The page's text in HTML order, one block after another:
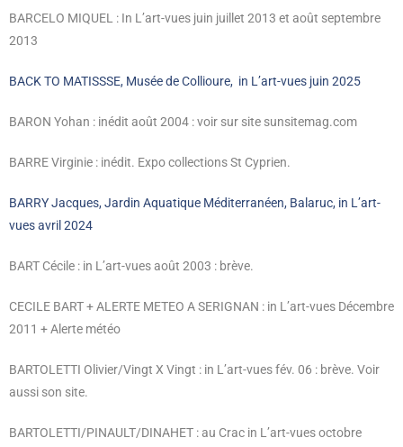
BARCELO MIQUEL : In L’art-vues juin juillet 2013 et août septembre
2013
BACK TO MATISSSE, Musée de Collioure, in L’art-vues juin 2025
BARON Yohan : inédit août 2004 : voir sur site sunsitemag.com
BARRE Virginie : inédit. Expo collections St Cyprien.
BARRY Jacques, Jardin Aquatique Méditerranéen, Balaruc, in L’art-
vues avril 2024
BART Cécile : in L’art-vues août 2003 : brève.
CECILE BART + ALERTE METEO A SERIGNAN : in L’art-vues Décembre
2011 + Alerte météo
BARTOLETTI Olivier/Vingt X Vingt : in L’art-vues fév. 06 : brève. Voir
aussi son site.
BARTOLETTI/PINAULT/DINAHET : au Crac in L’art-vues octobre